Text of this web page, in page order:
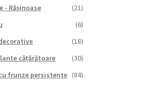
- Rășinoase
(21)
(6)
(18)
cățărătoare
(30)
frunze persistente (84)